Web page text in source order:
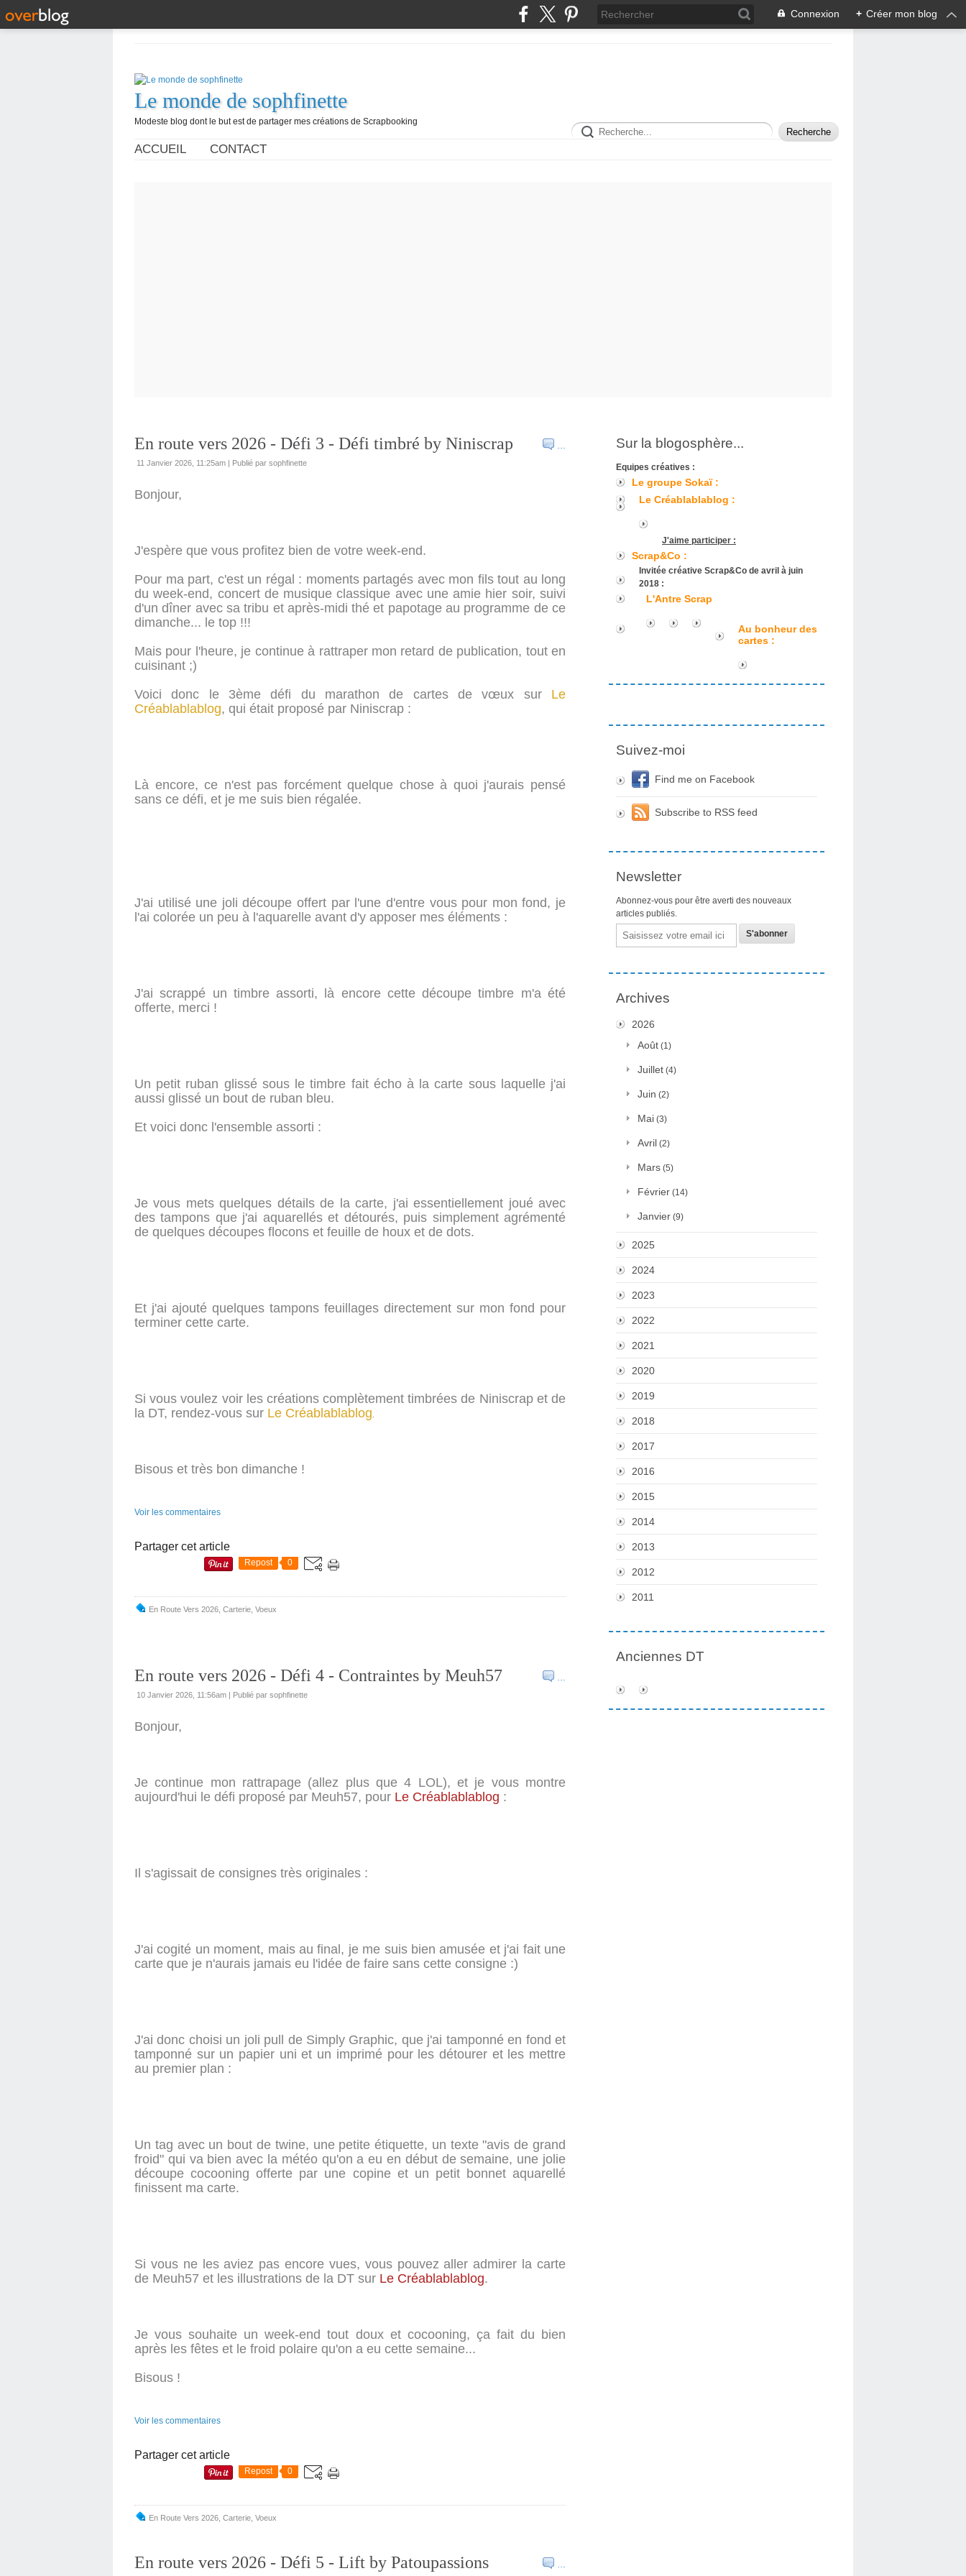
Connexion + Créer mon blog
Le monde de sophfinette
Modeste blog dont le but est de partager mes créations de Scrapbooking
ACCUEIL CONTACT
…
En route vers 2026 - Défi 3 - Défi timbré by Niniscrap
11 Janvier 2026, 11:25am | Publié par sophfinette
Bonjour,
J'espère que vous profitez bien de votre week-end.
Pour ma part, c'est un régal : moments partagés avec mon fils tout au long
du week-end, concert de musique classique avec une amie hier soir, suivi
d'un dîner avec sa tribu et après-midi thé et papotage au programme de ce
dimanche... le top !!!
Mais pour l'heure, je continue à rattraper mon retard de publication, tout en
cuisinant ;)
Voici donc le 3ème défi du marathon de cartes de vœux sur Le
Créablablablog, qui était proposé par Niniscrap :
Là encore, ce n'est pas forcément quelque chose à quoi j'aurais pensé
sans ce défi, et je me suis bien régalée.
J'ai utilisé une joli découpe offert par l'une d'entre vous pour mon fond, je
l'ai colorée un peu à l'aquarelle avant d'y apposer mes éléments :
J'ai scrappé un timbre assorti, là encore cette découpe timbre m'a été
offerte, merci !
Un petit ruban glissé sous le timbre fait écho à la carte sous laquelle j'ai
aussi glissé un bout de ruban bleu.
Et voici donc l'ensemble assorti :
Je vous mets quelques détails de la carte, j'ai essentiellement joué avec
des tampons que j'ai aquarellés et détourés, puis simplement agrémenté
de quelques découpes flocons et feuille de houx et de dots.
Et j'ai ajouté quelques tampons feuillages directement sur mon fond pour
terminer cette carte.
Si vous voulez voir les créations complètement timbrées de Niniscrap et de
la DT, rendez-vous sur Le Créablablablog.
Bisous et très bon dimanche !
Voir les commentaires
Partager cet article
Repost 0
En Route Vers 2026 Carterie Voeux
…
En route vers 2026 - Défi 4 - Contraintes by Meuh57
10 Janvier 2026, 11:56am | Publié par sophfinette
Bonjour,
Je continue mon rattrapage (allez plus que 4 LOL), et je vous montre
aujourd'hui le défi proposé par Meuh57, pour Le Créablablablog :
Il s'agissait de consignes très originales :
J'ai cogité un moment, mais au final, je me suis bien amusée et j'ai fait une
carte que je n'aurais jamais eu l'idée de faire sans cette consigne :)
J'ai donc choisi un joli pull de Simply Graphic, que j'ai tamponné en fond et
tamponné sur un papier uni et un imprimé pour les détourer et les mettre
au premier plan :
Un tag avec un bout de twine, une petite étiquette, un texte "avis de grand
froid" qui va bien avec la météo qu'on a eu en début de semaine, une jolie
découpe cocooning offerte par une copine et un petit bonnet aquarellé
finissent ma carte.
Si vous ne les aviez pas encore vues, vous pouvez aller admirer la carte
de Meuh57 et les illustrations de la DT sur Le Créablablablog.
Je vous souhaite un week-end tout doux et cocooning, ça fait du bien
après les fêtes et le froid polaire qu'on a eu cette semaine...
Bisous !
Voir les commentaires
Partager cet article
Repost 0
En Route Vers 2026 Carterie Voeux
…
En route vers 2026 - Défi 5 - Lift by Patoupassions
Sur la blogosphère...
Equipes créatives :
Le groupe Sokaï :
Le Créablablablog :
J'aime participer :
Scrap&Co :
Invitée créative Scrap&Co de avril à juin
2018 :
L'Antre Scrap
Au bonheur des
cartes :
Suivez-moi
Find me on Facebook
Subscribe to RSS feed
Newsletter
Abonnez-vous pour être averti des nouveaux
articles publiés.
Email
Archives
2026
Août (1)
Juillet (4)
Juin (2)
Mai (3)
Avril (2)
Mars (5)
Février (14)
Janvier (9)
2025
2024
2023
2022
2021
2020
2019
2018
2017
2016
2015
2014
2013
2012
2011
Anciennes DT